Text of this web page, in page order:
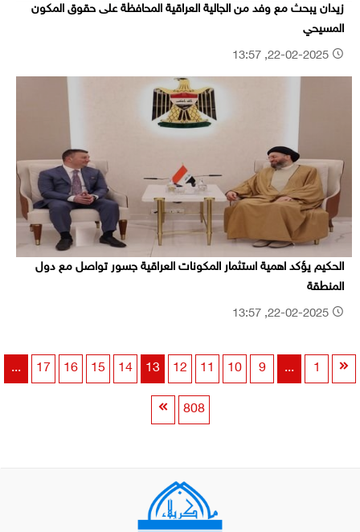
زيدان يبحث مع وفد من الجالية العراقية المحافظة على حقوق المكون
المسيحي
الحكيم يؤكد اهمية استثمار المكونات العراقية جسور تواصل مع دول
المنطقة
1
...
9
10
11
12
13
14
15
16
17
...
808